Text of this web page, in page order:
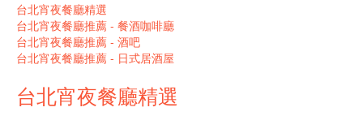
台北宵夜餐廳精選
台北宵夜餐廳推薦 - 餐酒咖啡廳
台北宵夜餐廳推薦 - 酒吧
台北宵夜餐廳推薦 - 日式居酒屋
台北宵夜餐廳精選